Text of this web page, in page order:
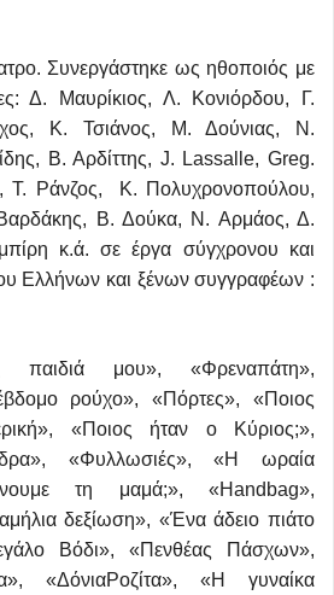
Συνεργάστηκε ως ηθοποιός με
Δ. Μαυρίκιος, Λ. Κονιόρδου, Γ.
Κ. Τσιάνος, Μ. Δούνιας, Ν.
Β. Αρδίττης, J. Lassalle, Greg.
Τ. Ράνζος, Κ. Πολυχρονοπούλου,
Β. Δούκα, Ν. Αρμάος, Δ.
κ.ά. σε έργα σύγχρονου και
Ελλήνων και ξένων συγγραφέων :
μου», «Φρεναπάτη»,
ρούχο», «Πόρτες», «Ποιος
«Ποιος ήταν ο Κύριος;»,
«Φυλλωσιές», «Η ωραία
τη μαμά;», «Handbag»,
δεξίωση», «Ένα άδειο πιάτο
Βόδι», «Πενθέας Πάσχων»,
«ΔόνιαΡοζίτα», «Η γυναίκα